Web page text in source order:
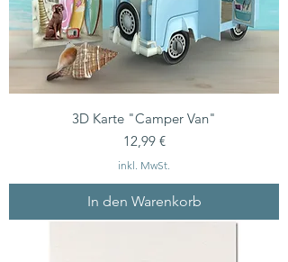
3D Karte "Camper Van"
Preis
12,99 €
inkl. MwSt.
In den Warenkorb